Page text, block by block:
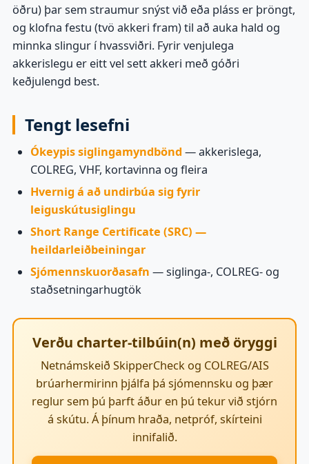
öðru) þar sem straumur snýst við eða pláss er þröngt,
og klofna festu (tvö akkeri fram) til að auka hald og
minnka slingur í hvassviðri. Fyrir venjulega
akkerislegu er eitt vel sett akkeri með góðri
keðjulengd best.
Tengt lesefni
Ókeypis siglingamyndbönd — akkerislega,
COLREG, VHF, kortavinna og fleira
Hvernig á að undirbúa sig fyrir
leiguskútusiglingu
Short Range Certificate (SRC) —
heildarleiðbeiningar
Sjómennskuorðasafn — siglinga-, COLREG- og
staðsetningarhugtök
Verðu charter-tilbúin(n) með öryggi
Netnámskeið SkipperCheck og COLREG/AIS
brúarhermirinn þjálfa þá sjómennsku og þær
reglur sem þú þarft áður en þú tekur við stjórn
á skútu. Á þínum hraða, netpróf, skírteini
innifalið.